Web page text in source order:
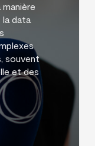
la data
souvent
et des